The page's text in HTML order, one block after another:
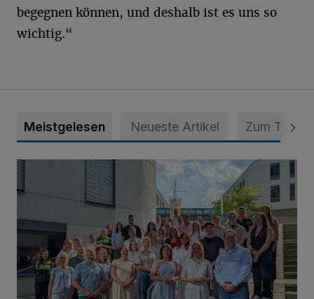
begegnen können, und deshalb ist es uns so
wichtig.“
Meistgelesen Neueste Artikel Zum Thema
Junge Leute starten Ausbildung bei der Stadt